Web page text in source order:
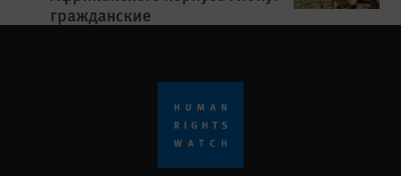
гражданские